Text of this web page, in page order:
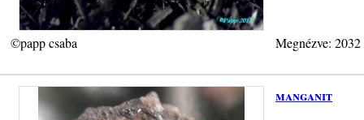
©papp csaba Megnézve:
manganit